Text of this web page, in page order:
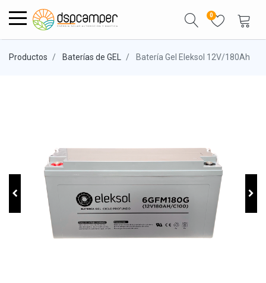
0
Productos Baterías de GEL Batería Gel Eleksol 12V/180Ah